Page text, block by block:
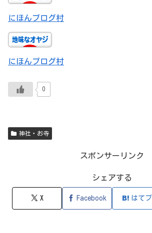
にほんブログ村
にほんブログ村
0
神社・お寺
スポンサーリンク
シェアする
X Facebook はてブ